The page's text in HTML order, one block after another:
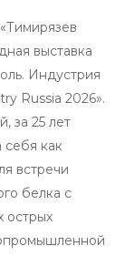
выставка
Индустрия
Russia 2026».
за 25 лет
себя как
встречи
белка с
острых